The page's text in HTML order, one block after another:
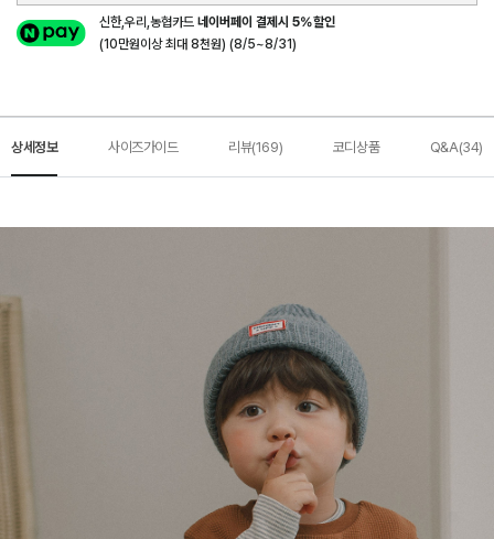
신한,우리,농협카드네이버페이 결제시 5%할인
(10만원이상 최대 8천원) (8/5~8/31)
상세정보 사이즈가이드 리뷰(169) 코디상품 Q&A(34)